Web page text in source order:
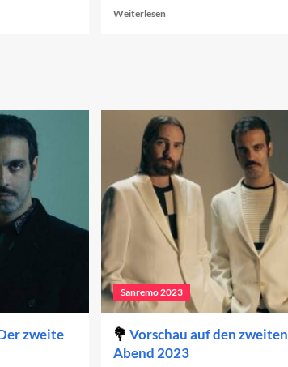
WeiterlesenRead
Abend
2023
zweite
Sanremo 2023
Vorschau auf den zweiten
Abend 2023